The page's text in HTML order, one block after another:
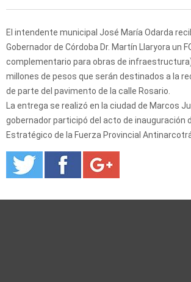
El intendente municipal José María Odarda
Gobernador de Córdoba Dr. Martín Llaryora un
complementario para obras de
millones de pesos que serán destinados a la
de parte del pavimento de la calle Rosario.
La entrega se realizó en la ciudad de Marcos
gobernador participó del acto de inauguración
Estratégico de la Fuerza Provincial